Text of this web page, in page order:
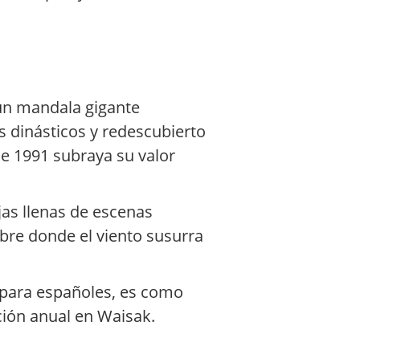
mandala gigante
dinásticos y redescubierto
1991 subraya su valor
llenas de escenas
donde el viento susurra
españoles, es como
anual en Waisak.